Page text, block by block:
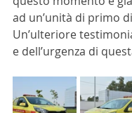
ad un’unità di primo
Un’ulteriore
e dell’urgenza di